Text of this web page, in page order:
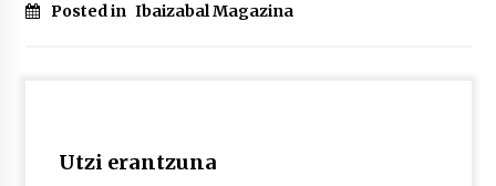
2026/07/03
Posted in Ibaizabal Magazina
Utzi erantzuna